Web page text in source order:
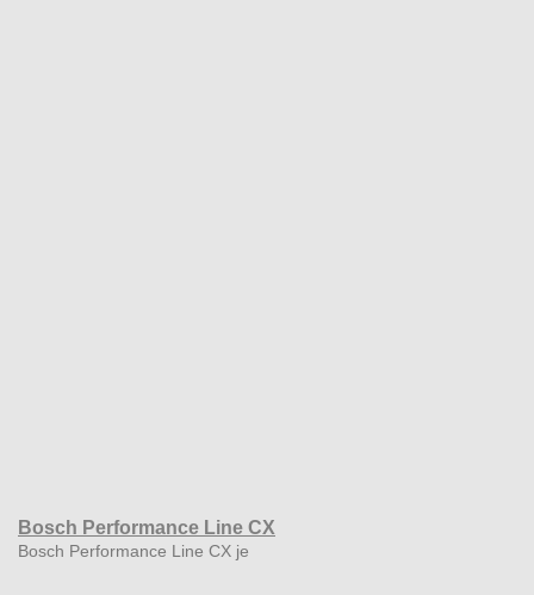
Bosch Performance Line CX
Bosch Performance Line CX je